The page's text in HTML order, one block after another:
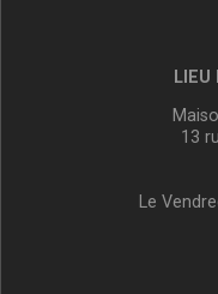
LIEU
13
Le